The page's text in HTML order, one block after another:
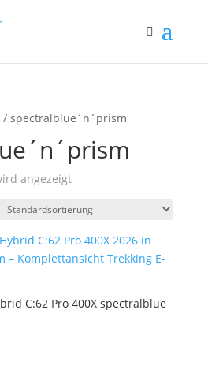
spectralblue´n´prism
angezeigt
C:62 Pro 400X spectralblue